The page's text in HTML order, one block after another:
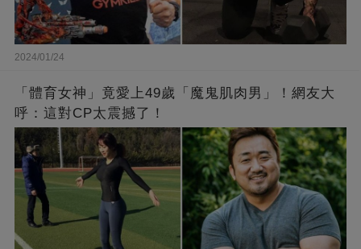
2024/01/24
「體育女神」竟愛上49歲「魔鬼肌肉男」！網友大
呼：這對CP太震撼了！